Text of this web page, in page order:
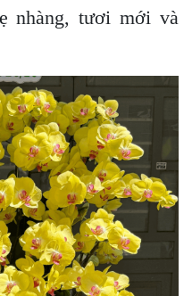
nhàng, tươi mới và